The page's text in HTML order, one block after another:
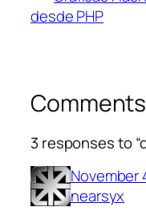
desde PHP
Comments
3 responses to
November
nearsyx